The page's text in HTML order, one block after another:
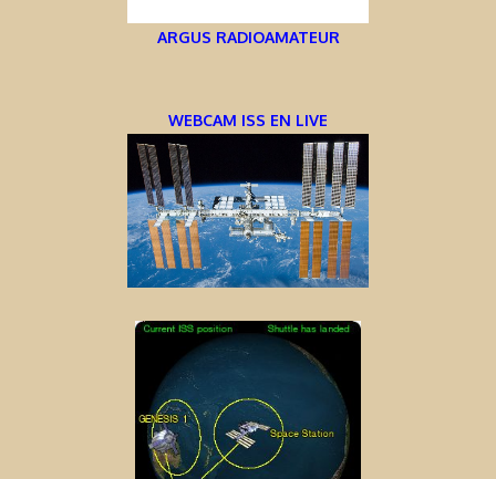
ARGUS RADIOAMATEUR
WEBCAM ISS EN LIVE